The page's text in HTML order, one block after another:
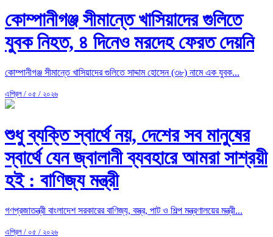
কোম্পানীগঞ্জ সীমান্তে খাসিয়াদের গুলিতে
যুবক নিহত, ৪ দিনেও মরদেহ ফেরত দেয়নি
কোম্পানীগঞ্জ সীমান্তে খাসিয়াদের গুলিতে সাদ্দাম হোসেন (৩৮) নামে এক যুবক...
এপ্রিল / ০৫ / ২০২৬
শুধু ব্যক্তি স্বার্থে নয়, দেশের সব মানুষের
স্বার্থে যেন জ্বালানী ব্যবহারে আমরা সাশ্রয়ী
হই : বাণিজ্য মন্ত্রী
গণপ্রজাতন্ত্রী বাংলাদেশ সরকারের বাণিজ্য, বস্ত্র, পাট ও শিল্প মন্ত্রণালয়ের মন্ত্রী...
এপ্রিল / ০৫ / ২০২৬